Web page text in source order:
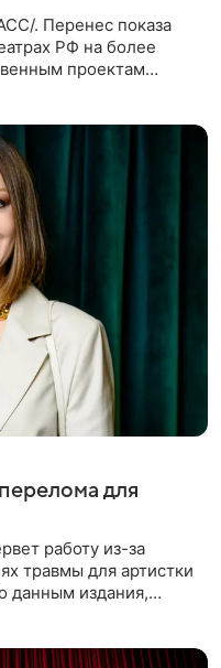
. Перенес показа
РФ на более
проектам
для
работу из-за
травмы для артистки
данным издания,